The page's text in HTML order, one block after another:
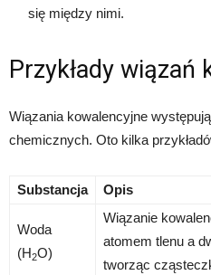
się między nimi.
Przykłady wiązań
Wiązania kowalencyjne
chemicznych. Oto kilka
Substancja Opis
Woda
(H2O)
Wiązanie
atomem tlenu a
tworząc